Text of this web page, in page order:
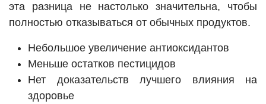
эта разница не настолько значительна, чтобы
полностью отказываться от обычных продуктов.
Небольшое увеличение антиоксидантов
Меньше остатков пестицидов
Нет доказательств лучшего влияния на
здоровье